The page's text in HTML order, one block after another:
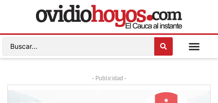
- Publicidad -